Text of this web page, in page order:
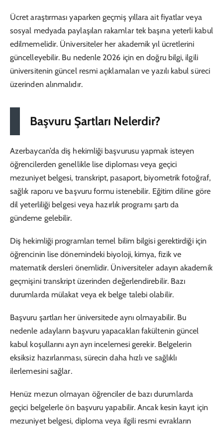
Ücret araştırması yaparken geçmiş yıllara ait fiyatlar veya
sosyal medyada paylaşılan rakamlar tek başına yeterli kabul
edilmemelidir. Üniversiteler her akademik yıl ücretlerini
güncelleyebilir. Bu nedenle 2026 için en doğru bilgi, ilgili
üniversitenin güncel resmi açıklamaları ve yazılı kabul süreci
üzerinden alınmalıdır.
Başvuru Şartları Nelerdir?
Azerbaycan’da diş hekimliği başvurusu yapmak isteyen
öğrencilerden genellikle lise diploması veya geçici
mezuniyet belgesi, transkript, pasaport, biyometrik fotoğraf,
sağlık raporu ve başvuru formu istenebilir. Eğitim diline göre
dil yeterliliği belgesi veya hazırlık programı şartı da
gündeme gelebilir.
Diş hekimliği programları temel bilim bilgisi gerektirdiği için
öğrencinin lise dönemindeki biyoloji, kimya, fizik ve
matematik dersleri önemlidir. Üniversiteler adayın akademik
geçmişini transkript üzerinden değerlendirebilir. Bazı
durumlarda mülakat veya ek belge talebi olabilir.
Başvuru şartları her üniversitede aynı olmayabilir. Bu
nedenle adayların başvuru yapacakları fakültenin güncel
kabul koşullarını ayrı ayrı incelemesi gerekir. Belgelerin
eksiksiz hazırlanması, sürecin daha hızlı ve sağlıklı
ilerlemesini sağlar.
Henüz mezun olmayan öğrenciler de bazı durumlarda
geçici belgelerle ön başvuru yapabilir. Ancak kesin kayıt için
mezuniyet belgesi, diploma veya ilgili resmi evrakların